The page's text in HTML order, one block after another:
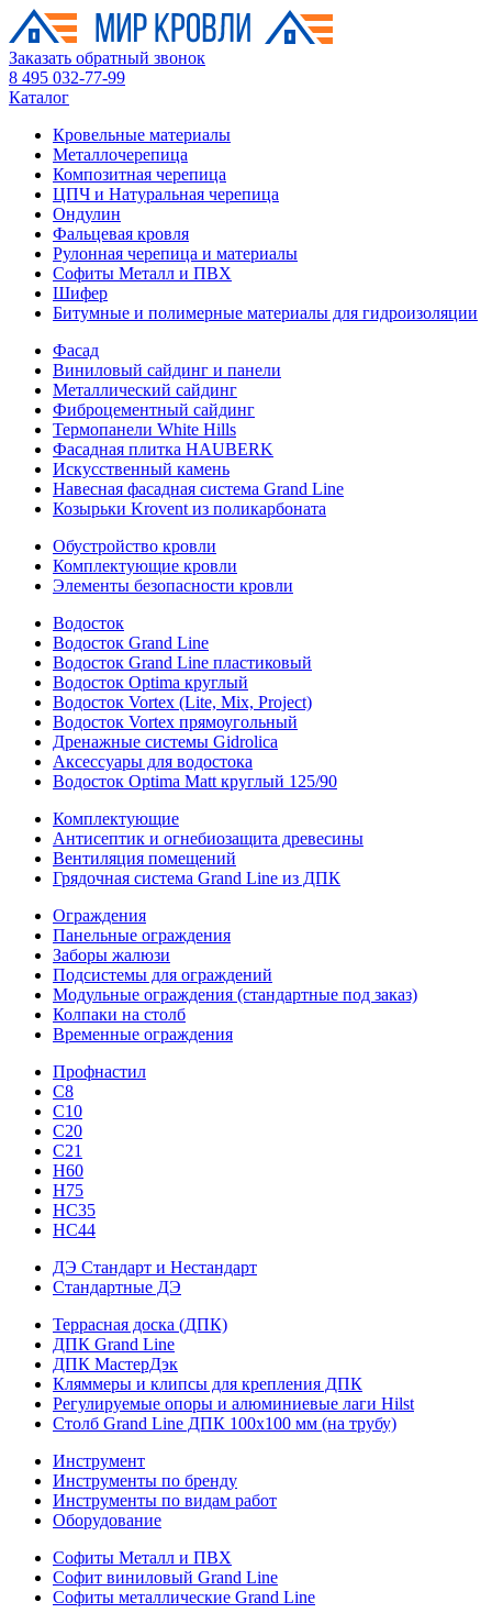
Заказать обратный звонок
8 495 032-77-99
Каталог
Кровельные материалы
Металлочерепица
Композитная черепица
ЦПЧ и Натуральная черепица
Ондулин
Фальцевая кровля
Рулонная черепица и материалы
Софиты Металл и ПВХ
Шифер
Битумные и полимерные материалы для гидроизоляции
Фасад
Виниловый сайдинг и панели
Металлический сайдинг
Фиброцементный сайдинг
Термопанели White Hills
Фасадная плитка HAUBERK
Искусственный камень
Навесная фасадная система Grand Line
Козырьки Krovent из поликарбоната
Обустройство кровли
Комплектующие кровли
Элементы безопасности кровли
Водосток
Водосток Grand Line
Водосток Grand Line пластиковый
Водосток Optima круглый
Водосток Vortex (Lite, Mix, Project)
Водосток Vortex прямоугольный
Дренажные системы Gidrolica
Аксессуары для водостока
Водосток Optima Matt круглый 125/90
Комплектующие
Антисептик и огнебиозащита древесины
Вентиляция помещений
Грядочная система Grand Line из ДПК
Ограждения
Панельные ограждения
Заборы жалюзи
Подсистемы для ограждений
Модульные ограждения (стандартные под заказ)
Колпаки на столб
Временные ограждения
Профнастил
С8
С10
С20
С21
H60
H75
HС35
НС44
ДЭ Стандарт и Нестандарт
Стандартные ДЭ
Террасная доска (ДПК)
ДПК Grand Line
ДПК МастерДэк
Кляммеры и клипсы для крепления ДПК
Регулируемые опоры и алюминиевые лаги Hilst
Столб Grand Line ДПК 100х100 мм (на трубу)
Инструмент
Инструменты по бренду
Инструменты по видам работ
Оборудование
Софиты Металл и ПВХ
Софит виниловый Grand Line
Софиты металлические Grand Line